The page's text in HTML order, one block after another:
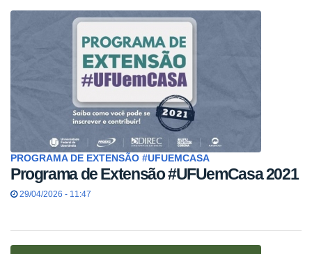
PROGRAMA DE EXTENSÃO #UFUEMCASA
Programa de Extensão #UFUemCasa 2021
29/04/2026 - 11:47